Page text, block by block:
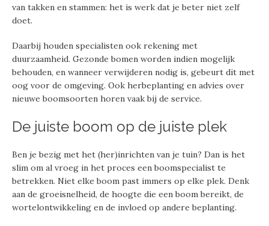
van takken en stammen: het is werk dat je beter niet zelf
doet.
Daarbij houden specialisten ook rekening met
duurzaamheid. Gezonde bomen worden indien mogelijk
behouden, en wanneer verwijderen nodig is, gebeurt dit met
oog voor de omgeving. Ook herbeplanting en advies over
nieuwe boomsoorten horen vaak bij de service.
De juiste boom op de juiste plek
Ben je bezig met het (her)inrichten van je tuin? Dan is het
slim om al vroeg in het proces een boomspecialist te
betrekken. Niet elke boom past immers op elke plek. Denk
aan de groeisnelheid, de hoogte die een boom bereikt, de
wortelontwikkeling en de invloed op andere beplanting.